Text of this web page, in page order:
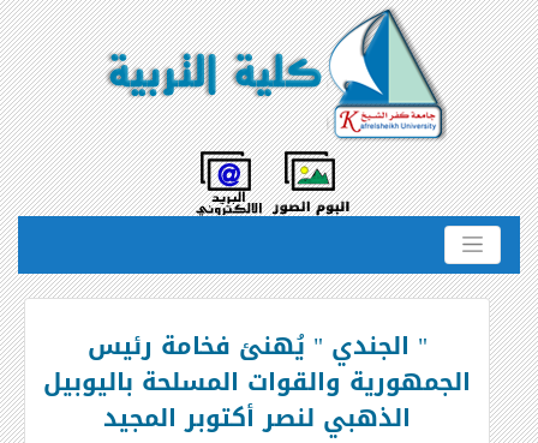
" الجندي " يُهنئ فخامة رئيس
الجمهورية والقوات المسلحة باليوبيل
الذهبي لنصر أكتوبر المجيد